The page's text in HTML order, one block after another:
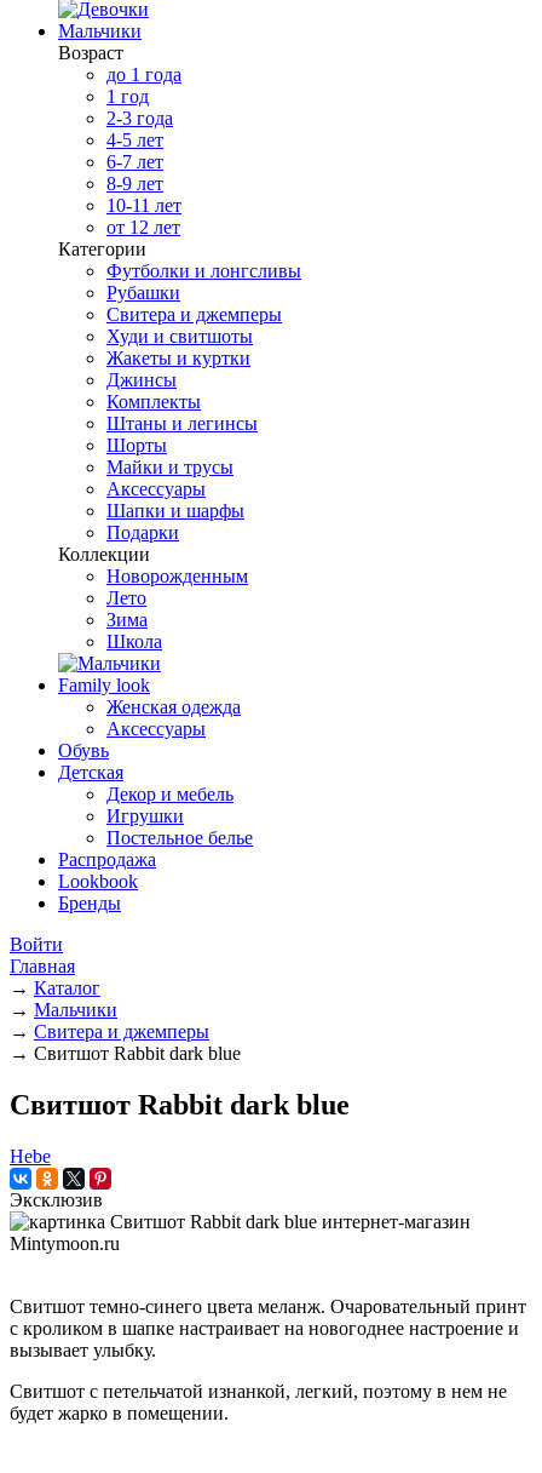
Мальчики
Возраст
до 1 года
1 год
2-3 года
4-5 лет
6-7 лет
8-9 лет
10-11 лет
от 12 лет
Категории
Футболки и лонгсливы
Рубашки
Свитера и джемперы
Худи и свитшоты
Жакеты и куртки
Джинсы
Комплекты
Штаны и легинсы
Шорты
Майки и трусы
Аксессуары
Шапки и шарфы
Подарки
Коллекции
Новорожденным
Лето
Зима
Школа
Family look
Женская одежда
Аксессуары
Обувь
Детская
Декор и мебель
Игрушки
Постельное белье
Распродажа
Lookbook
Бренды
Войти
Главная
→ Каталог
→ Мальчики
→ Свитера и джемперы
→ Свитшот Rabbit dark blue
Свитшот Rabbit dark blue
Hebe
Эксклюзив
Свитшот темно-синего цвета меланж. Очаровательный принт
с кроликом в шапке настраивает на новогоднее настроение и
вызывает улыбку.
Свитшот с петельчатой изнанкой, легкий, поэтому в нем не
будет жарко в помещении.